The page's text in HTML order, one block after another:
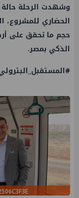
وشهدت الرحلة
الحضاري
حجم ما تحقق على
الذكي بمصر.